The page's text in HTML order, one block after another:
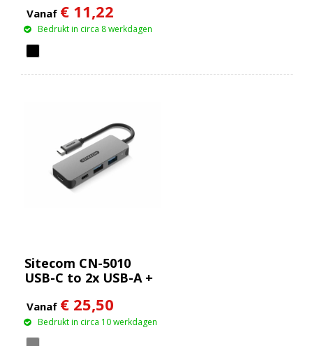
Vanaf € 11,22
Bedrukt in circa 8 werkdagen
Sitecom CN-5010
USB-C to 2x USB-A +
Vanaf € 25,50
Bedrukt in circa 10 werkdagen